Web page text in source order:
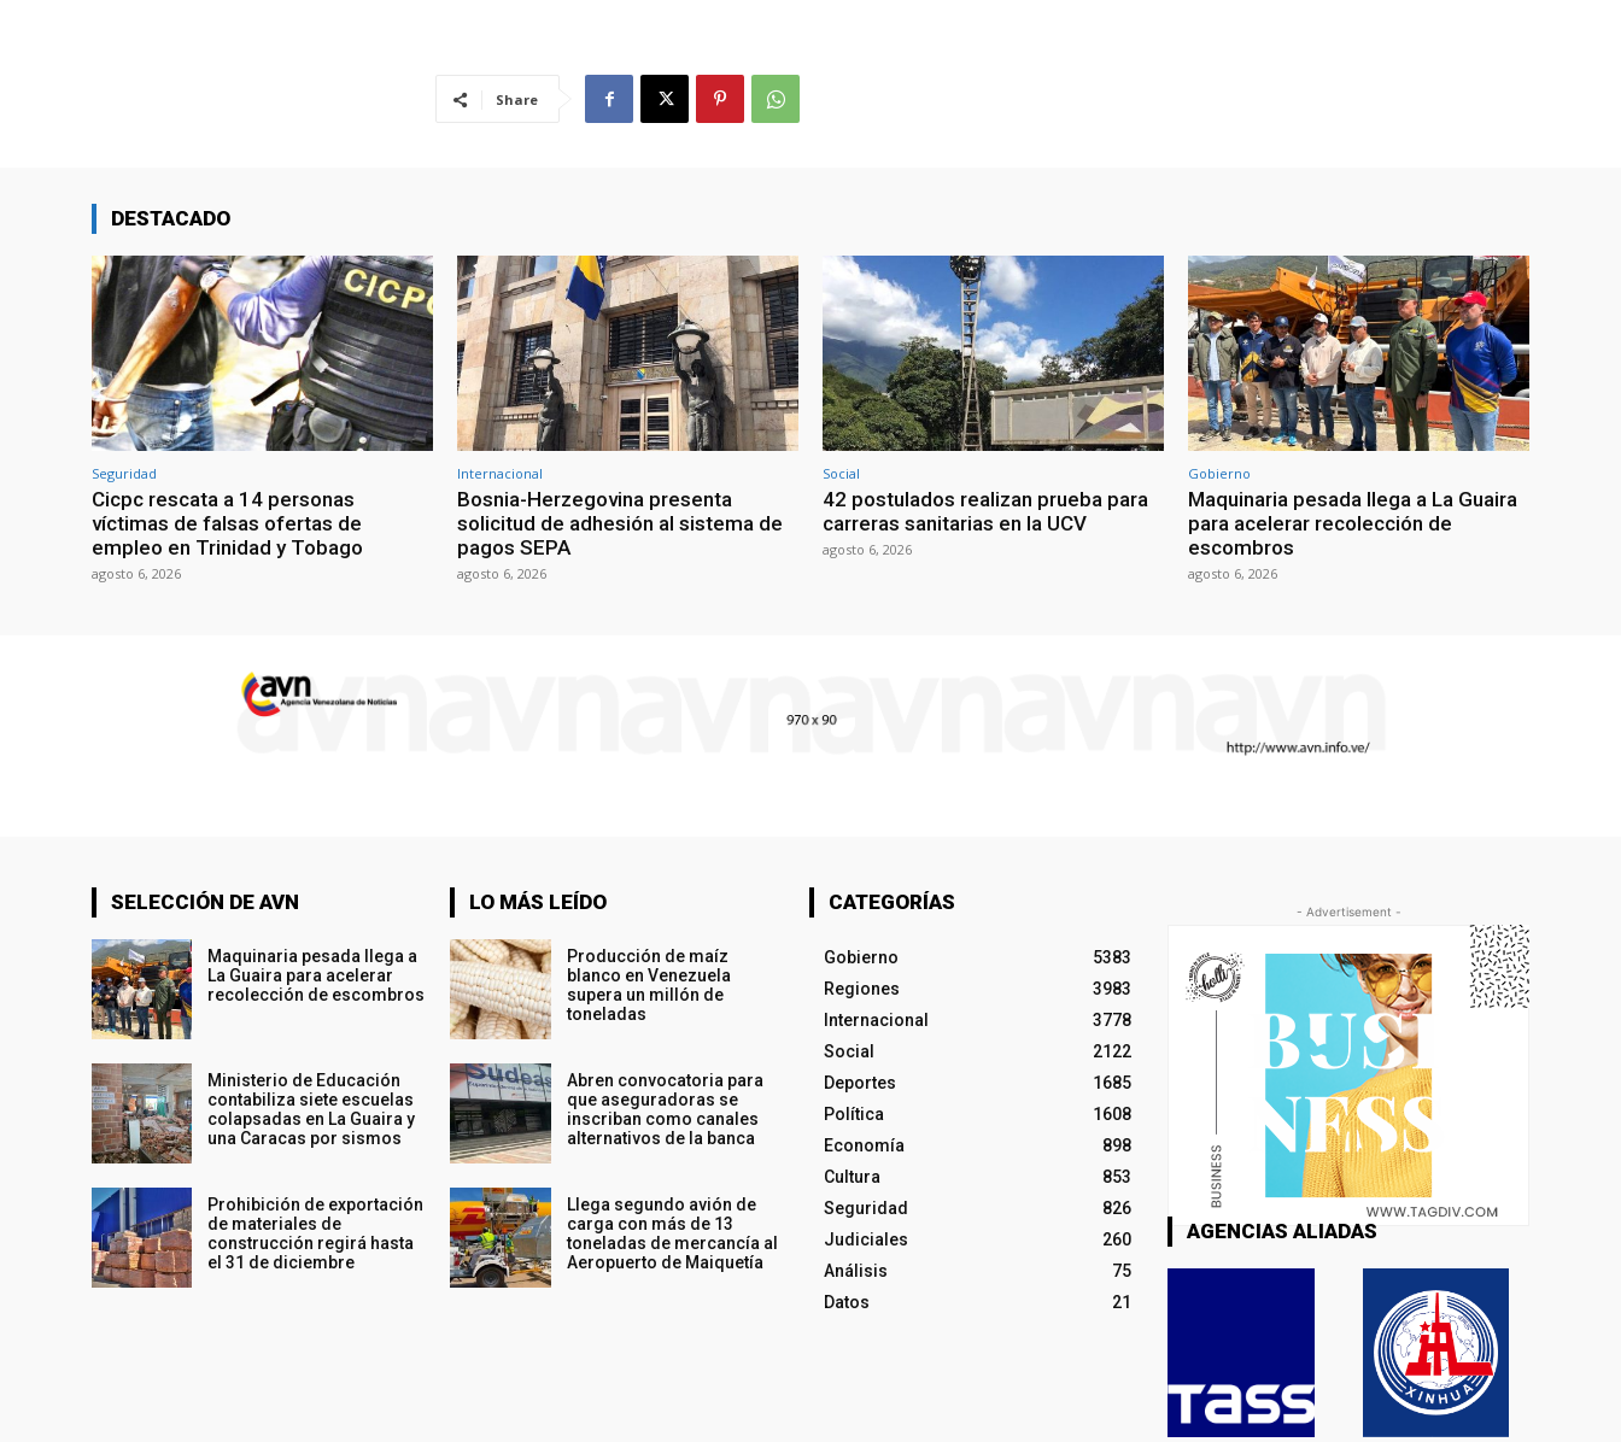
Share
DESTACADO
Seguridad
Cicpc rescata a 14 personas
víctimas de falsas ofertas de
empleo en Trinidad y Tobago
agosto 6, 2026
Internacional
Bosnia-Herzegovina presenta
solicitud de adhesión al sistema de
pagos SEPA
agosto 6, 2026
Social
42 postulados realizan prueba para
carreras sanitarias en la UCV
agosto 6, 2026
Gobierno
Maquinaria pesada llega a La Guaira
para acelerar recolección de
escombros
agosto 6, 2026
SELECCIÓN DE AVN
Maquinaria pesada llega a
La Guaira para acelerar
recolección de escombros
Ministerio de Educación
contabiliza siete escuelas
colapsadas en La Guaira y
una Caracas por sismos
Prohibición de exportación
de materiales de
construcción regirá hasta
el 31 de diciembre
LO MÁS LEÍDO
Producción de maíz
blanco en Venezuela
supera un millón de
toneladas
Abren convocatoria para
que aseguradoras se
inscriban como canales
alternativos de la banca
Llega segundo avión de
carga con más de 13
toneladas de mercancía al
Aeropuerto de Maiquetía
CATEGORÍAS
Gobierno
5383
Regiones
3983
Internacional
3778
Social
2122
Deportes
1685
Política
1608
Economía
898
Cultura
853
Seguridad
826
Judiciales
260
Análisis
75
Datos
21
- Advertisement -
AGENCIAS ALIADAS